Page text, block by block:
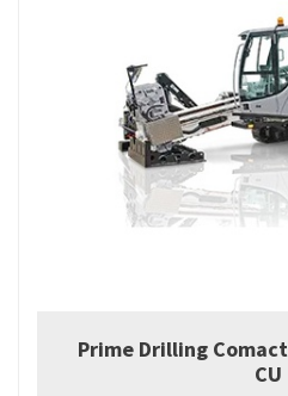
Prime Drilling
CU